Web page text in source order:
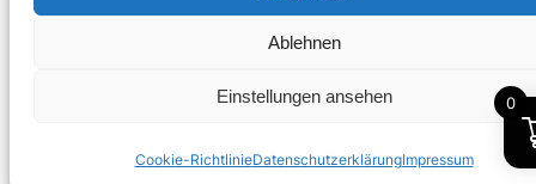
Ablehnen
Einstellungen ansehen
Cookie-RichtlinieDatenschutzerklärungImpressum
0